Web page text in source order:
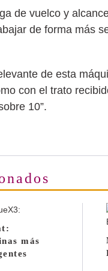
de vuelco y
de forma más
de esta
con el trato
10”.
más